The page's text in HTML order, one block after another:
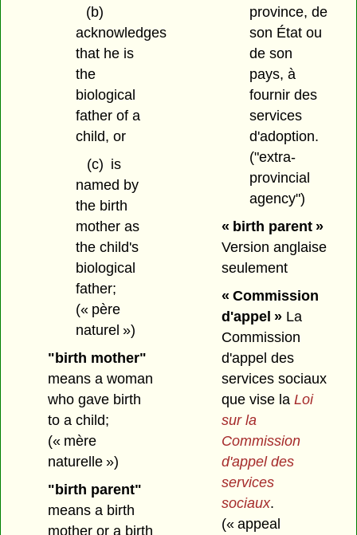
(b)
acknowledges
that he is
the
biological
father of a
child, or
(c) is
named by
the birth
mother as
the child's
biological
father;
(« père
naturel »)
"birth mother"
means a woman
who gave birth
to a child;
(« mère
naturelle »)
"birth parent"
means a birth
mother or a birth
province, de
son État ou
de son
pays, à
fournir des
services
d'adoption.
("extra-
provincial
agency")
« birth parent »
Version anglaise
seulement
« Commission
d'appel »La
Commission
d'appel des
services sociaux
que vise la Loi
sur la
Commission
d'appel des
services
sociaux.
(« appeal